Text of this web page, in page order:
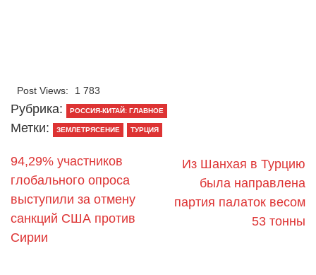
Post Views: 1 783
Рубрика: РОССИЯ-КИТАЙ: ГЛАВНОЕ
Метки: ЗЕМЛЕТРЯСЕНИЕ ТУРЦИЯ
94,29% участников
глобального опроса
выступили за отмену
санкций США против
Сирии
Из Шанхая в Турцию
была направлена
партия палаток весом
53 тонны